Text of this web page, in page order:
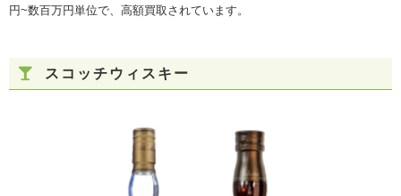
円~数百万円単位で、高額買取されています。
スコッチウィスキー